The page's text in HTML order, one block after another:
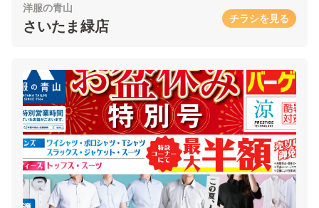
洋服の青山
さいたま緑店 チラシを見る